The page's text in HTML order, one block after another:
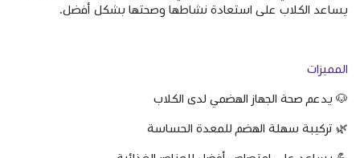
يساعد الكلاب على استعادة نشاطها وصحتها بشكل أفضل.
المميزات
🐶 يدعم صحة الجهاز الهضمي لدى الكلاب
🌿 تركيبة سهلة الهضم للمعدة الحساسة